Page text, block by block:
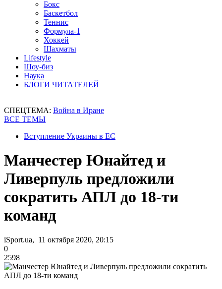
Бокс
Баскетбол
Теннис
Формула-1
Хоккей
Шахматы
Lifestyle
Шоу-биз
Наука
БЛОГИ ЧИТАТЕЛЕЙ
СПЕЦТЕМА: Война в Иране
ВСЕ ТЕМЫ
Вступление Украины в ЕС
Манчестер Юнайтед и
Ливерпуль предложили
сократить АПЛ до 18-ти
команд
iSport.ua, 11 октября 2020, 20:15
0
2598